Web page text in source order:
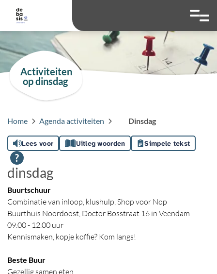
overslaan
Hoog contrast
Ga naar
Activiteiten
op dinsdag
Home Agenda activiteiten Dinsdag
Lees voor Uitleg woorden Simpele tekst
dinsdag
Buurtschuur
Combinatie van inloop, klushulp, Shop voor Nop
Buurthuis Noordoost, Doctor Bosstraat 16 in Veendam
09.00 - 12.00 uur
Kennismaken, kopje koffie? Kom langs!
Beste Buur
Gezellig samen eten.